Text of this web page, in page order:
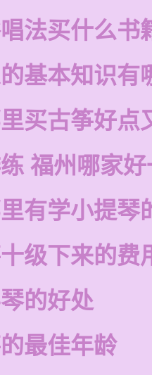
法买什么书
基本知识有
买古筝好点
福州哪家
有学小提琴
级下来的费
的好处
最佳年龄